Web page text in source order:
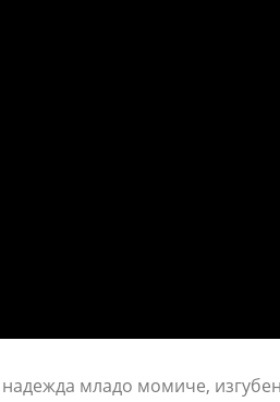
надежда младо момиче,